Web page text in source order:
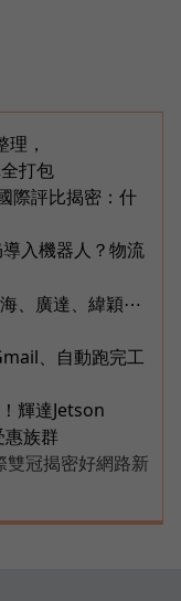
，
打包
際評比揭密：什
入機器人？物流
、廣達、緯穎⋯
、自動跑完工
輝達Jetson
族群
冠揭密好網路新